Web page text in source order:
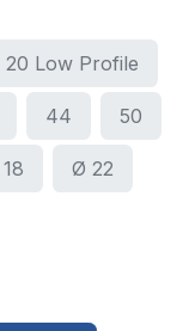
20 Low Profile
44 50
Ø 22